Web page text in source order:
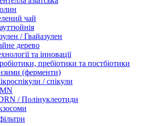
чай
/ Гвайазулен
дерево
та інновації
пребіотики та постбіотики
(ферменти)
/ спікули
/ Полінуклеотиди